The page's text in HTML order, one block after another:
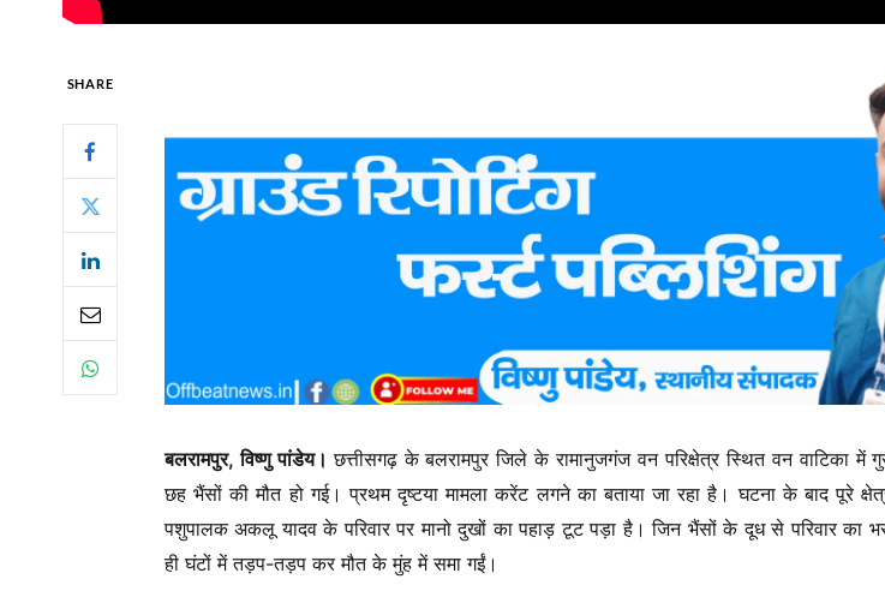
SHARE
बलरामपुर, विष्णु पांडेय।छत्तीसगढ़ के बलरामपुर जिले के रामानुजगंज वन परिक्षेत्र स्थित वन वाटिका में
छह भैंसों की मौत हो गई। प्रथम दृष्टया मामला करेंट लगने का बताया जा रहा है। घटना के बाद पूरे
पशुपालक अकलू यादव के परिवार पर मानो दुखों का पहाड़ टूट पड़ा है। जिन भैंसों के दूध से परिवार का
ही घंटों में तड़प-तड़प कर मौत के मुंह में समा गईं।